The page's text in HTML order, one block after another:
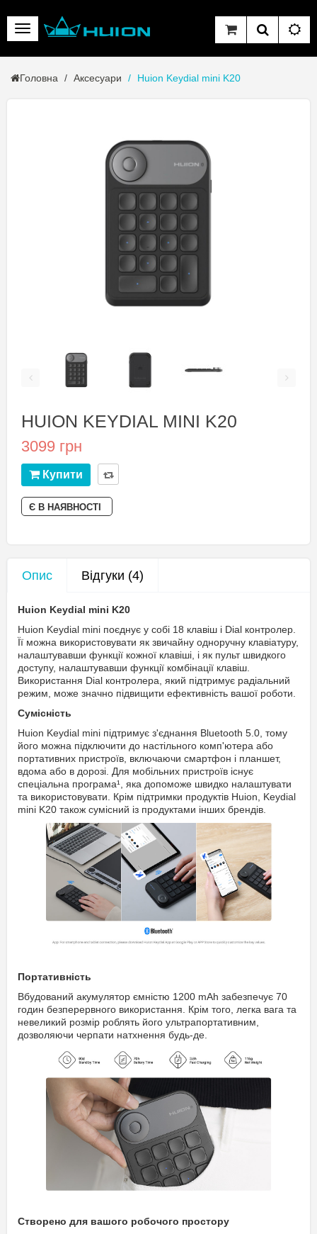
Головна Аксесуари Huion Keydial mini K20
HUION KEYDIAL MINI K20
3099 грн
Купити
Є В НАЯВНОСТІ
Опис Відгуки (4)
Huion Keydial mini K20
Huion Keydial mini поєднує у собі 18 клавіш і Dial контролер.
Її можна використовувати як звичайну одноручну клавіатуру,
налаштувавши функції кожної клавіші, і як пульт швидкого
доступу, налаштувавши функції комбінації клавіш.
Використання Dial контролера, який підтримує радіальний
режим, може значно підвищити ефективність вашої роботи.
Сумісність
Huion Keydial mini підтримує з'єднання Bluetooth 5.0, тому
його можна підключити до настільного комп'ютера або
портативних пристроїв, включаючи смартфон і планшет,
вдома або в дорозі. Для мобільних пристроїв існує
спеціальна програма¹, яка допоможе швидко налаштувати
та використовувати. Крім підтримки продуктів Huion, Keydial
mini K20 також сумісний із продуктами інших брендів.
Портативність
Вбудований акумулятор ємністю 1200 mAh забезпечує 70
годин безперервного використання. Крім того, легка вага та
невеликий розмір роблять його ультрапортативним,
дозволяючи черпати натхнення будь-де.
Створено для вашого робочого простору